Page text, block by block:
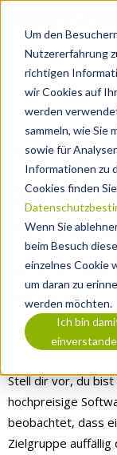
Um den
Nutzererfahrung
richtigen
wir Cookies auf
werden
sammeln, wie Sie
sowie für
Informationen zu
Cookies finden
Wenn Sie
beim Besuch
einzelnes Cookie
um daran zu
werden möchten.
Ich bin
ABX:
wie
macht
FUERSTVONMARTIN
INBOUND
GENERIERUNG,KI,
Stell dir vor, du
hochpreisige
beobachtet, dass
Zielgruppe